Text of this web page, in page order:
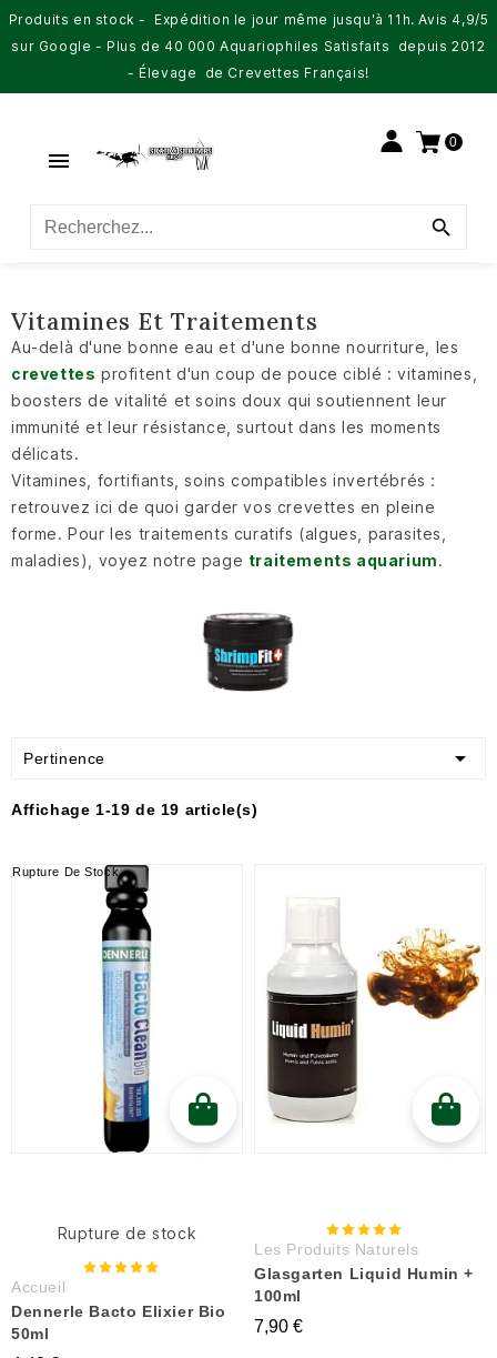
Produits en stock - Expédition le jour même jusqu'à 11h. Avis 4,9/5
sur Google - Plus de 40 000 Aquariophiles Satisfaits depuis 2012
- Élevage de Crevettes Français!

0

Vitamines Et Traitements
Au-delà d'une bonne eau et d'une bonne nourriture, les
crevettes profitent d'un coup de pouce ciblé : vitamines,
boosters de vitalité et soins doux qui soutiennent leur
immunité et leur résistance, surtout dans les moments
délicats.
Vitamines, fortifiants, soins compatibles invertébrés :
retrouvez ici de quoi garder vos crevettes en pleine
forme. Pour les traitements curatifs (algues, parasites,
maladies), voyez notre page traitements aquarium.
Pertinence 
Affichage 1-19 de 19 article(s)
Rupture De Stock
Rupture de stock
Accueil
Dennerle Bacto Elixier Bio
50ml
Les Produits Naturels
Glasgarten Liquid Humin +
100ml
7,90 €